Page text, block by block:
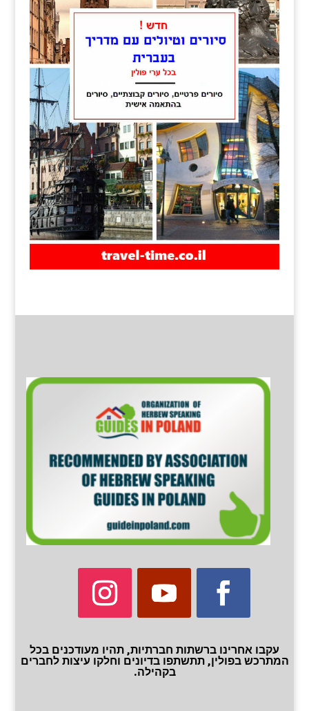
עקבו אחרינו ברשתות חברתיות, תהיו מעודכנים בכל
המתרכש בפולין, תתשתפו בדיונים וחלקו עיצות לחברים
בקהילה.